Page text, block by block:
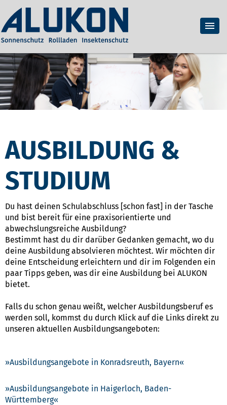
AUSBILDUNG &
STUDIUM
Du hast deinen Schulabschluss [schon fast] in der Tasche
und bist bereit für eine praxisorientierte und
abwechslungsreiche Ausbildung?
Bestimmt hast du dir darüber Gedanken gemacht, wo du
deine Ausbildung absolvieren möchtest. Wir möchten dir
deine Entscheidung erleichtern und dir im Folgenden ein
paar Tipps geben, was dir eine Ausbildung bei ALUKON
bietet.
Falls du schon genau weißt, welcher Ausbildungsberuf es
werden soll, kommst du durch Klick auf die Links direkt zu
unseren aktuellen Ausbildungsangeboten:
Ausbildungsangebote in Konradsreuth, Bayern
Ausbildungsangebote in Haigerloch, Baden-
Württemberg